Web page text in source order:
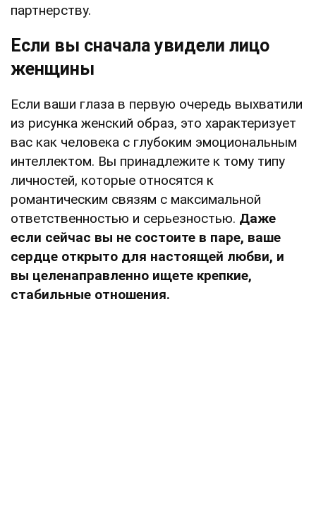
партнерству.
Если вы сначала увидели лицо
женщины
Если ваши глаза в первую очередь выхватили
из рисунка женский образ, это характеризует
вас как человека с глубоким эмоциональным
интеллектом. Вы принадлежите к тому типу
личностей, которые относятся к
романтическим связям с максимальной
ответственностью и серьезностью. Даже
если сейчас вы не состоите в паре, ваше
сердце открыто для настоящей любви, и
вы целенаправленно ищете крепкие,
стабильные отношения.